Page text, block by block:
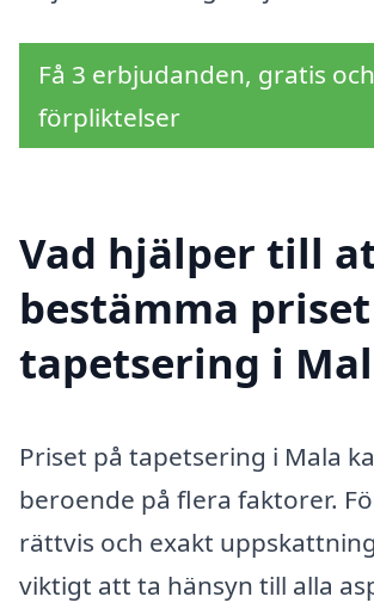
Få 3 erbjudanden, gratis
förpliktelser
Vad hjälper till
bestämma
tapetsering i
Priset på tapetsering i Mala
beroende på flera faktorer.
rättvis och exakt
viktigt att ta hänsyn till alla